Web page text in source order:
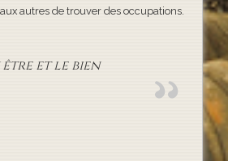
autres de trouver des occupations.
être et le bien